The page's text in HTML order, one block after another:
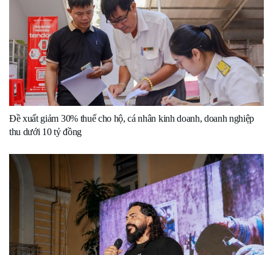
Đề xuất giảm 30% thuế cho hộ, cá nhân kinh doanh, doanh nghiệp
thu dưới 10 tỷ đồng